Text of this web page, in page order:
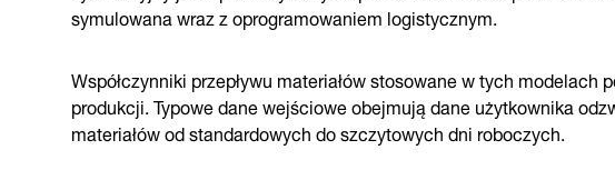
symulowana wraz z oprogramowaniem logistycznym.
Współczynniki przepływu materiałów stosowane w tych
produkcji. Typowe dane wejściowe obejmują dane użytkownika
materiałów od standardowych do szczytowych dni roboczych.